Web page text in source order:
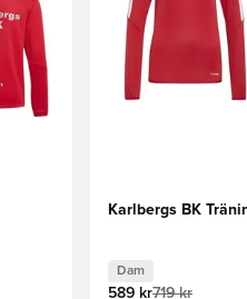
Karlbergs BK
Dam
589 kr719 kr